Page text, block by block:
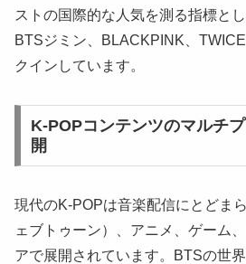
ストの国際的な人気を測る指標と
BTSジミン、BLACKPINK、
クインしています。
K-POPコンテンツのマルチ
開
現代のK-POPは音楽配信にとどま
ェブトゥーン）、アニメ、ゲーム
アで展開されています。BTSの世